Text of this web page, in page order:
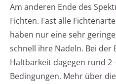
Am anderen Ende des
Fichten. Fast alle
haben nur eine sehr
schnell ihre Nadeln. Bei
Haltbarkeit dagegen rund 2
Bedingungen. Mehr über